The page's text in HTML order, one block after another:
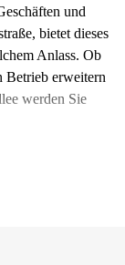
und
bietet dieses
​​Anlass. Ob
Betrieb erweitern
werden Sie